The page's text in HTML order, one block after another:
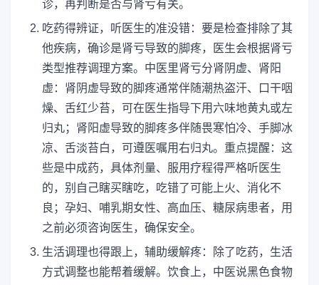
诊，再判断是否与肾亏有关。
吃药得辨证，听医生的准没错：要是检查排除了其
他疾病，确诊是肾亏导致的脚疼，医生会根据肾亏
类型推荐调理方案。中医里肾亏分肾阴虚、肾阳
虚：肾阴虚导致的脚疼通常伴随潮热盗汗、口干咽
燥、舌红少苔，可在医生指导下用六味地黄丸或左
归丸；肾阳虚导致的脚疼多伴随畏寒怕冷、手脚冰
凉、舌淡苔白，可遵医嘱用右归丸。重点提醒：这
些是中成药，具体剂量、服用疗程得严格听医生
的，别自己瞎买瞎吃，吃错了可能上火、消化不
良；孕妇、哺乳期女性、高血压、糖尿病患者，用
之前必须咨询医生，确保安全。
生活调理也得跟上，辅助缓解疼：除了吃药，生活
方式调整也能帮着缓解。饮食上，中医说黑色食物